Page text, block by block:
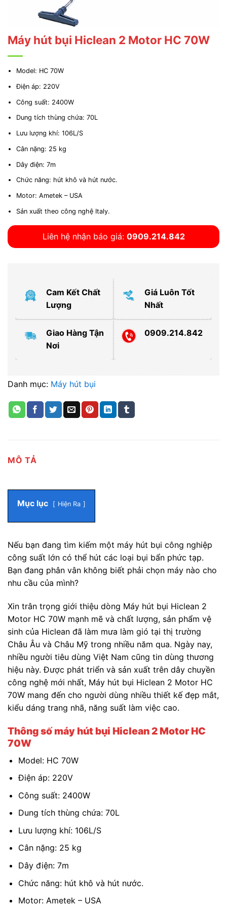
Máy hút bụi Hiclean 2 Motor HC 70W
Model: HC 70W
Điện áp: 220V
Công suất: 2400W
Dung tích thùng chứa: 70L
Lưu lượng khí: 106L/S
Cân nặng: 25 kg
Dây điện: 7m
Chức năng: hút khô và hút nước.
Motor: Ametek – USA
Sản xuất theo công nghệ Italy.
Liên hệ nhận báo giá: 0909.214.842
Cam Kết Chất
Lượng
Giá Luôn Tốt
Nhất
Giao Hàng Tận
Nơi
0909.214.842
Danh mục: Máy hút bụi
MÔ TẢ
Mục lục Hiện Ra
Nếu bạn đang tìm kiếm một máy hút bụi công nghiệp
công suất lớn có thể hút các loại bụi bẩn phức tạp.
Bạn đang phân vân không biết phải chọn máy nào cho
nhu cầu của mình?
Xin trân trọng giới thiệu dòng Máy hút bụi Hiclean 2
Motor HC 70W mạnh mẽ và chất lượng, sản phẩm vệ
sinh của Hiclean đã làm mưa làm gió tại thị trường
Châu Âu và Châu Mỹ trong nhiều năm qua. Ngày nay,
nhiều người tiêu dùng Việt Nam cũng tin dùng thương
hiệu này. Được phát triển và sản xuất trên dây chuyền
công nghệ mới nhất, Máy hút bụi Hiclean 2 Motor HC
70W mang đến cho người dùng nhiều thiết kế đẹp mắt,
kiểu dáng trang nhã, năng suất làm việc cao.
Thông số máy hút bụi Hiclean 2 Motor HC
70W
Model: HC 70W
Điện áp: 220V
Công suất: 2400W
Dung tích thùng chứa: 70L
Lưu lượng khí: 106L/S
Cân nặng: 25 kg
Dây điện: 7m
Chức năng: hút khô và hút nước.
Motor: Ametek – USA